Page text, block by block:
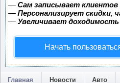
— Сам записывает
— Персонализирует скидки,
— Увеличивает
Начать
Главная Новости Авто